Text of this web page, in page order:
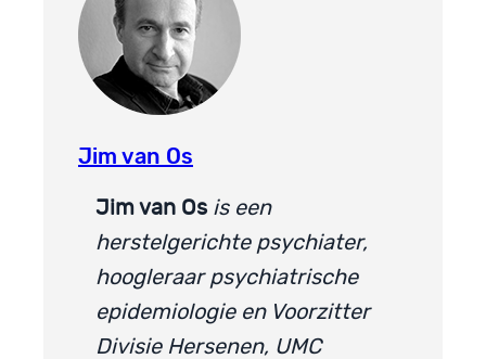
Jim van Os
Jim van Os is een
herstelgerichte psychiater,
hoogleraar psychiatrische
epidemiologie en Voorzitter
Divisie Hersenen, UMC